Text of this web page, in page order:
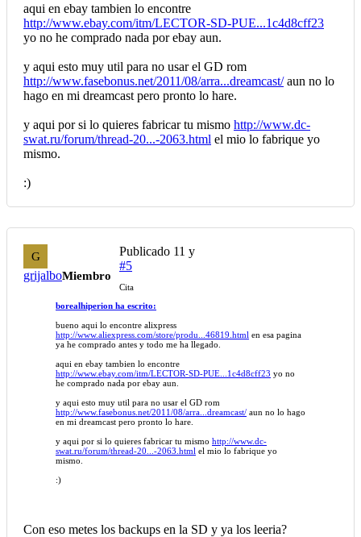
aqui en ebay tambien lo encontre
http://www.ebay.com/itm/LECTOR-SD-PUE...1c4d8cff23
yo no he comprado nada por ebay aun.
y aqui esto muy util para no usar el GD rom
http://www.fasebonus.net/2011/08/arra...dreamcast/aun no lo
hago en mi dreamcast pero pronto lo hare.
y aqui por si lo quieres fabricar tu mismo http://www.dc-
swat.ru/forum/thread-20...-2063.html el mio lo fabrique yo
mismo.
:)
G
grijalboMiembro
Publicado 11 y
#5
Cita
borealhiperion ha escrito:
bueno aqui lo encontre alixpress
http://www.aliexpress.com/store/produ...46819.html en esa pagina
ya he comprado antes y todo me ha llegado.
aqui en ebay tambien lo encontre
http://www.ebay.com/itm/LECTOR-SD-PUE...1c4d8cff23 yo no
he comprado nada por ebay aun.
y aqui esto muy util para no usar el GD rom
http://www.fasebonus.net/2011/08/arra...dreamcast/ aun no lo hago
en mi dreamcast pero pronto lo hare.
y aqui por si lo quieres fabricar tu mismo http://www.dc-
swat.ru/forum/thread-20...-2063.html el mio lo fabrique yo
mismo.
:)
Con eso metes los backups en la SD y ya los leeria?